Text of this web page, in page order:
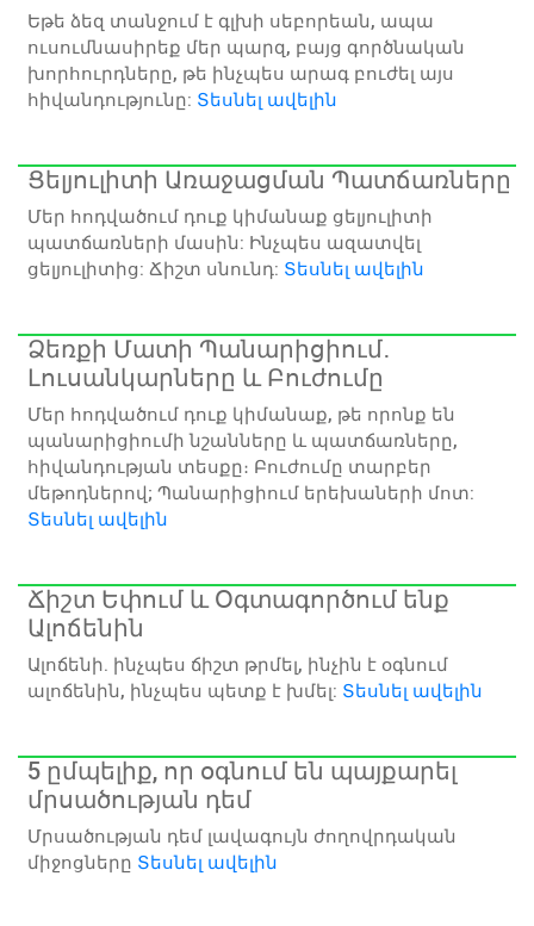
Եթե ձեզ տանջում է գլխի սեբորեան, ապա
ուսումնասիրեք մեր պարզ, բայց գործնական
խորհուրդները, թե ինչպես արագ բուժել այս
հիվանդությունը: Տեսնել ավելին
Ցելյուլիտի Առաջացման Պատճառները
Մեր հոդվածում դուք կիմանաք ցելյուլիտի
պատճառների մասին: Ինչպես ազատվել
ցելյուլիտից: Ճիշտ սնունդ: Տեսնել ավելին
Ձեռքի Մատի Պանարիցիում․
Լուսանկարները և Բուժումը
Մեր հոդվածում դուք կիմանաք, թե որոնք են
պանարիցիումի նշանները և պատճառները,
հիվանդության տեսքը։ Բուժումը տարբեր
մեթոդներով; Պանարիցիում երեխաների մոտ:
Տեսնել ավելին
Ճիշտ Եփում և Օգտագործում ենք
Ալոճենին
Ալոճենի. ինչպես ճիշտ թրմել, ինչին է օգնում
ալոճենին, ինչպես պետք է խմել: Տեսնել ավելին
5 ըմպելիք, որ օգնում են պայքարել
մրսածության դեմ
Մրսածության դեմ լավագույն ժողովրդական
միջոցները Տեսնել ավելին